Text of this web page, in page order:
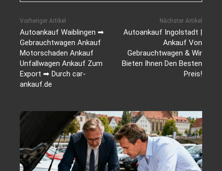
Vorheriger Artikel
Autoankauf Waiblingen ➡
Gebrauchtwagen Ankauf
Motorschaden Ankauf
Unfallwagen Ankauf Zum
Export ➡ Durch car-
ankauf.de
Nächster Artikel
Autoankauf Ingolstadt |
Ankauf Von
Gebrauchtwagen & Wir
Bieten Ihnen Den Besten
Preis!